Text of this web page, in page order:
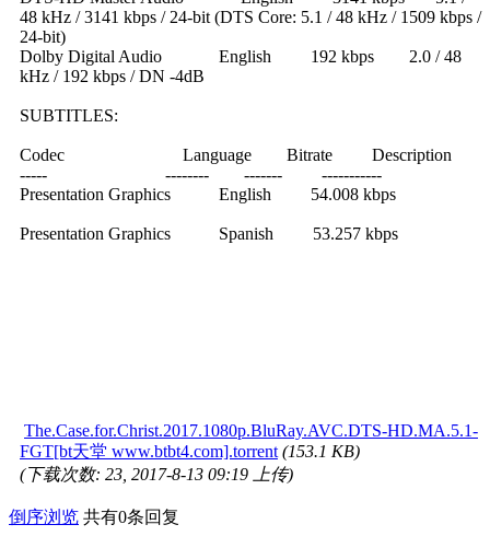
48 kHz / 3141 kbps / 24-bit (DTS Core: 5.1 / 48 kHz / 1509 kbps /
24-bit)
Dolby Digital Audio English 192 kbps 2.0 / 48
kHz / 192 kbps / DN -4dB
SUBTITLES:
Codec Language Bitrate Description
----- -------- ------- -----------
Presentation Graphics English 54.008 kbps
Presentation Graphics Spanish 53.257 kbps
The.Case.for.Christ.2017.1080p.BluRay.AVC.DTS-HD.MA.5.1-
FGT[bt天堂 www.btbt4.com].torrent (153.1 KB)
(下载次数: 23, 2017-8-13 09:19 上传)
倒序浏览 共有0条回复